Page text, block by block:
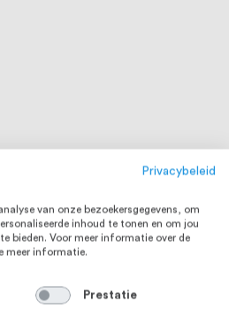
Privacybeleid
van onze bezoekersgegevens, om
inhoud te tonen en om jou
bieden. Voor meer informatie over de
meer informatie.
Prestatie